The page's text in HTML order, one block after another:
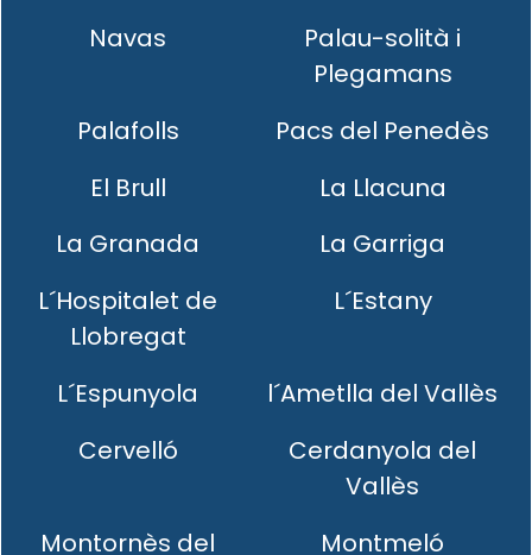
Navas
Palau-solità i
Plegamans
Palafolls
Pacs del Penedès
El Brull
La Llacuna
La Granada
La Garriga
L´Hospitalet de
Llobregat
L´Estany
L´Espunyola
l´Ametlla del Vallès
Cervelló
Cerdanyola del
Vallès
Montornès del
Montmeló